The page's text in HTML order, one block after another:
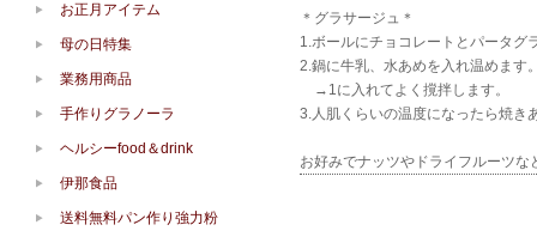
＊グラサージュ＊
1.ボールにチョコレートとパータグ
2.鍋に牛乳、水あめを入れ温めます
→1に入れてよく撹拌します。
3.人肌くらいの温度になったら焼き
お好みでナッツやドライフルーツ
お正月アイテム
母の日特集
業務用商品
手作りグラノーラ
ヘルシーfood＆drink
伊那食品
送料無料パン作り強力粉